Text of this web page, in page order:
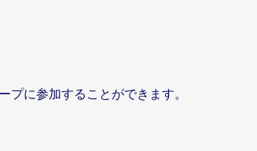
に参加することができます。